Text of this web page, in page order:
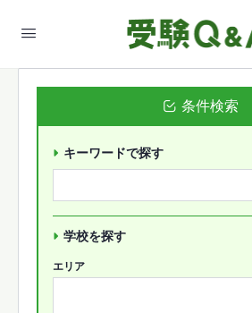
条件検索
キーワードで探す
学校を探す
エリア